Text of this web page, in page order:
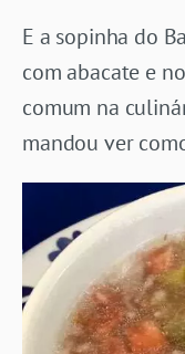
E a sopinha do
com abacate e
comum na
mandou ver